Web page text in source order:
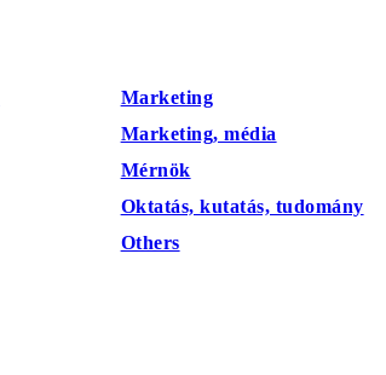
Marketing
Marketing, média
Mérnök
Oktatás, kutatás, tudomány
Others